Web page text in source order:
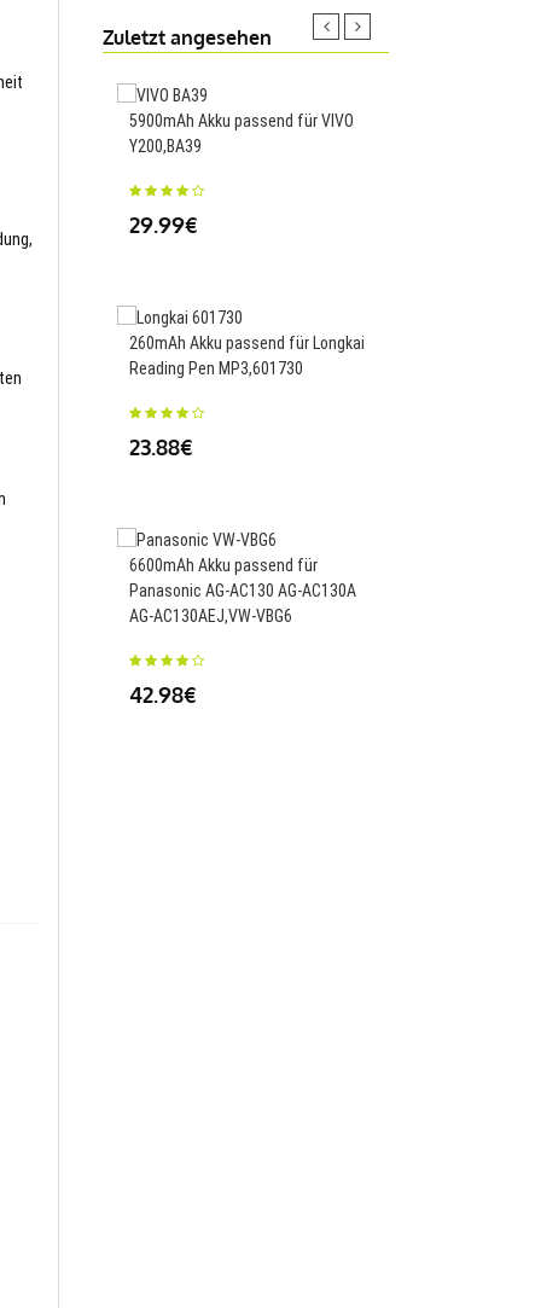
Zuletzt angesehen
5900mAh Akku passend für VIVO
Y200,BA39
29.99€
260mAh Akku passend für Longkai
Reading Pen MP3,601730
23.88€
6600mAh Akku passend für
Panasonic AG-AC130 AG-AC130A
AG-AC130AEJ,VW-VBG6
42.98€